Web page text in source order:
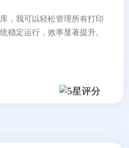
，我可以轻松管理所有打印
稳定运行，效率显著提升。